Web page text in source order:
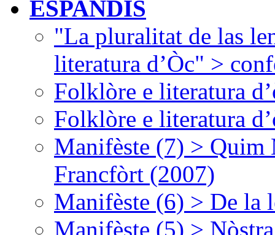
ESPANDIS
"La pluralitat de las
literatura d’Òc" >
Folklòre e literatura
Folklòre e literatura
Manifèste (7) > Quim
Francfòrt (2007)
Manifèste (6) > De la
Manifèste (5) >